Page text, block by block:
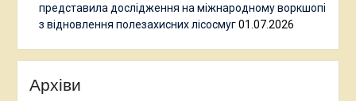
представила дослідження на міжнародному воркшопі
з відновлення полезахисних лісосмуг 01.07.2026
Архіви